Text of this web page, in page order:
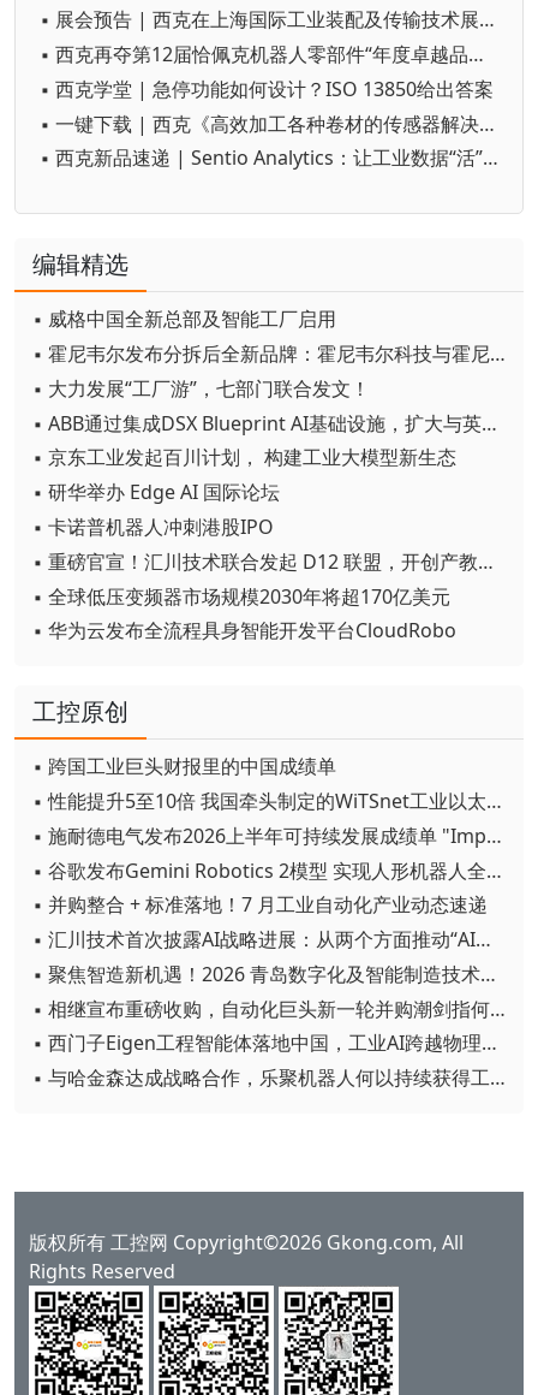
▪ 展会预告 | 西克在上海国际工业装配及传输技术展会（AMTS）约定您
▪ 西克再夺第12届恰佩克机器人零部件“年度卓越品牌”大奖
▪ 西克学堂 | 急停功能如何设计？ISO 13850给出答案
▪ 一键下载 | 西克《高效加工各种卷材的传感器解决方案 》电子手册
▪ 西克新品速递 | Sentio Analytics：让工业数据“活”起来
编辑精选
▪ 威格中国全新总部及智能工厂启用
▪ 霍尼韦尔发布分拆后全新品牌：霍尼韦尔科技与霍尼韦尔航空航天
▪ 大力发展“工厂游”，七部门联合发文！
▪ ABB通过集成DSX Blueprint AI基础设施，扩大与英伟达的合作
▪ 京东工业发起百川计划， 构建工业大模型新生态
▪ 研华举办 Edge AI 国际论坛
▪ 卡诺普机器人冲刺港股IPO
▪ 重磅官宣！汇川技术联合发起 D12 联盟，开创产教融合新范式
▪ 全球低压变频器市场规模2030年将超170亿美元
▪ 华为云发布全流程具身智能开发平台CloudRobo
工控原创
▪ 跨国工业巨头财报里的中国成绩单
▪ 性能提升5至10倍 我国牵头制定的WiTSnet工业以太网国际标准正式发布
▪ 施耐德电气发布2026上半年可持续发展成绩单 "Impact 2030"路线图开局稳健
▪ 谷歌发布Gemini Robotics 2模型 实现人形机器人全身智能控制突破
▪ 并购整合 + 标准落地！7 月工业自动化产业动态速递
▪ 汇川技术首次披露AI战略进展：从两个方面推动“AI业务化”落地
▪ 聚焦智造新机遇！2026 青岛数字化及智能制造技术论坛圆满落幕
▪ 相继宣布重磅收购，自动化巨头新一轮并购潮剑指何方？
▪ 西门子Eigen工程智能体落地中国，工业AI跨越物理世界“确定性”拐点
▪ 与哈金森达成战略合作，乐聚机器人何以持续获得工业巨头青睐？
版权所有 工控网 Copyright©2026 Gkong.com, All
Rights Reserved